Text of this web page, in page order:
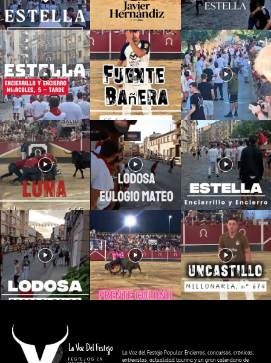
La Voz Del Festejo
FESTEJOS EN
La Voz del Festejo Popular. Encierros, concursos, crónicas,
entrevistas, actualidad taurina y un gran calendario de